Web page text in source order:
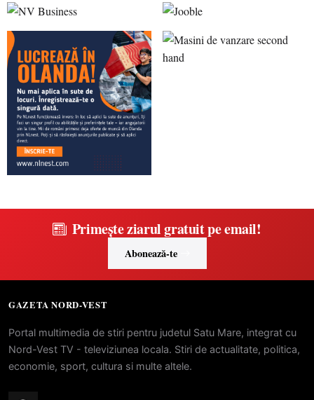
Primește ziarul gratuit pe email!
Abonează-te
GAZETA NORD-VEST
Portal multimedia de stiri pentru judetul Satu Mare, integrat cu
Nord-Vest TV - televiziunea locala. Stiri de actualitate, politica,
economie, sport, cultura si multe altele.